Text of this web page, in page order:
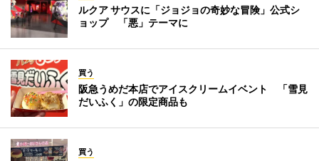
ルクア サウスに「ジョジョの奇妙な冒険」公式シ
ョップ 「悪」テーマに
買う
阪急うめだ本店でアイスクリームイベント 「雪見
だいふく」の限定商品も
買う